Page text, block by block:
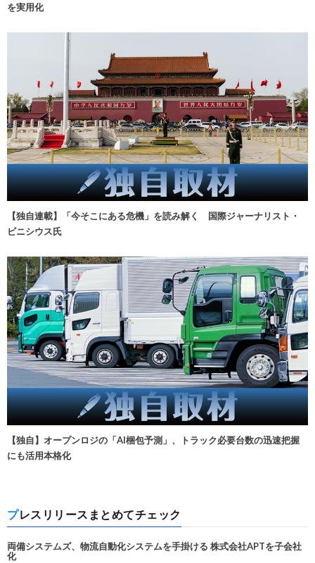
を実用化
【独自連載】「今そこにある危機」を読み解く 国際ジャーナリスト・
ビニシウス氏
【独自】オープンロジの「AI梱包予測」、トラック必要台数の迅速把握
にも活用本格化
プレスリリースまとめてチェック
両備システムズ、物流自動化システムを手掛ける 株式会社APTを子会社
化